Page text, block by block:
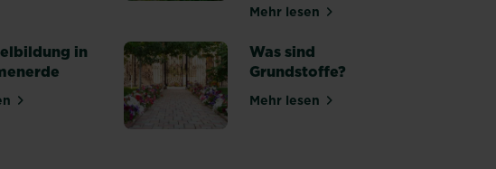
Mehr lesenüber Was ist ein Vertikutierer
in
Schimmelbildung in der Blumenerde
Was sind
Grundstoffe?
Mehr lesenüber Was sind Grundstoffe?